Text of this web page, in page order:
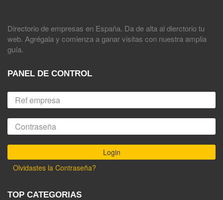
Directorio de empresas en España. Da de alta al dierctorio tu
web. Agrégala y comienza a ganar visitas con nuestra amplia
guía.
PANEL DE CONTROL
Olvidastes la Contraseña?
TOP CATEGORIAS